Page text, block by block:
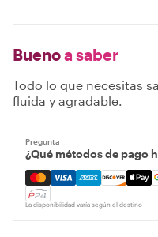
Buenoa saber
Todo lo que necesitas
fluida y agradable.
Pregunta
¿Qué métodos de pago
Mastercard, Visa,
La disponibilidad varía según el destino